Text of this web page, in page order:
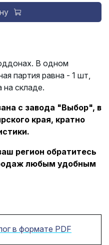
В одном
партия равна - 1 шт,
на складе.
с завода "Выбор", в
края, кратно
регион обратитесь
любым удобным
в формате PDF